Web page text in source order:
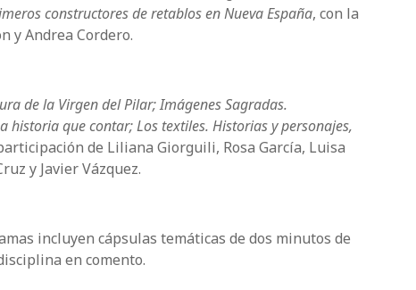
constructores de retablos en Nueva España, con la
y Andrea Cordero.
de la Virgen del Pilar;Imágenes Sagradas.
historia que contar;Los textiles. Historias y personajes,
de Liliana Giorguili, Rosa García, Luisa
y Javier Vázquez.
incluyen cápsulas temáticas de dos minutos de
en comento.